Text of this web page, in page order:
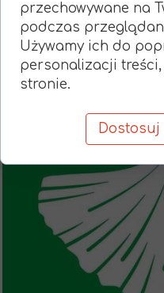
przechowywane na
podczas
Używamy ich do
personalizacji
stronie.
Dostosuj